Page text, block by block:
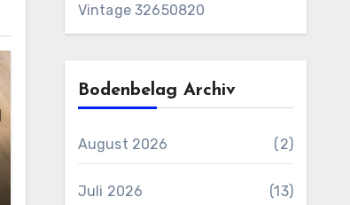
Vintage 32650820
Bodenbelag Archiv
August 2026 (2)
Juli 2026 (13)